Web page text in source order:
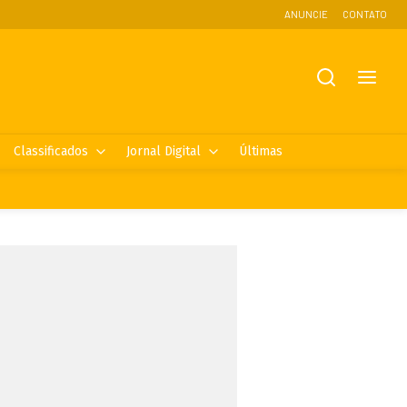
ANUNCIE CONTATO
Classificados Jornal Digital Últimas